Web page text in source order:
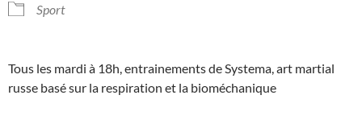
Sport
Tous les mardi à 18h, entrainements de Systema, art martial
russe basé sur la respiration et la bioméchanique